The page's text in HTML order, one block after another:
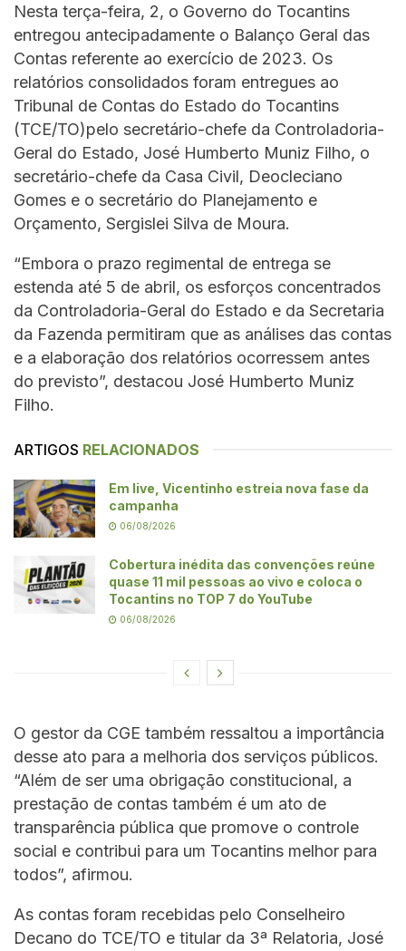
Nesta terça-feira, 2, o Governo do Tocantins
entregou antecipadamente o Balanço Geral das
Contas referente ao exercício de 2023. Os
relatórios consolidados foram entregues ao
Tribunal de Contas do Estado do Tocantins
(TCE/TO)pelo secretário-chefe da Controladoria-
Geral do Estado, José Humberto Muniz Filho, o
secretário-chefe da Casa Civil, Deocleciano
Gomes e o secretário do Planejamento e
Orçamento, Sergislei Silva de Moura.
“Embora o prazo regimental de entrega se
estenda até 5 de abril, os esforços concentrados
da Controladoria-Geral do Estado e da Secretaria
da Fazenda permitiram que as análises das contas
e a elaboração dos relatórios ocorressem antes
do previsto”, destacou José Humberto Muniz
Filho.
ARTIGOS RELACIONADOS
Em live, Vicentinho estreia nova fase da
campanha
06/08/2026
Cobertura inédita das convenções reúne
quase 11 mil pessoas ao vivo e coloca o
Tocantins no TOP 7 do YouTube
06/08/2026
O gestor da CGE também ressaltou a importância
desse ato para a melhoria dos serviços públicos.
“Além de ser uma obrigação constitucional, a
prestação de contas também é um ato de
transparência pública que promove o controle
social e contribui para um Tocantins melhor para
todos”, afirmou.
As contas foram recebidas pelo Conselheiro
Decano do TCE/TO e titular da 3ª Relatoria, José